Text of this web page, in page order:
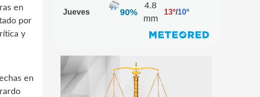
en
por
y
en
Jueves 90%
4.8
mm
13º/10º